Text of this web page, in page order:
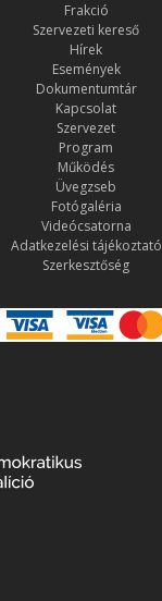
Frakció
Szervezeti kereső
Hírek
Események
Dokumentumtár
Kapcsolat
Szervezet
Program
Működés
Üvegzseb
Fotógaléria
Videócsatorna
Adatkezelési tájékoztató
Szerkesztőség